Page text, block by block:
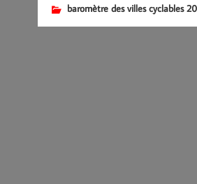
baromètre des villes cyclables